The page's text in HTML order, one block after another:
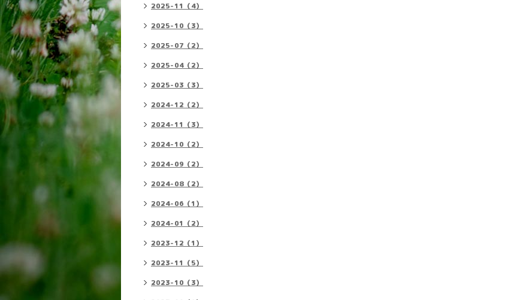
2025-11（4）
2025-10（3）
2025-07（2）
2025-04（2）
2025-03（3）
2024-12（2）
2024-11（3）
2024-10（2）
2024-09（2）
2024-08（2）
2024-06（1）
2024-01（2）
2023-12（1）
2023-11（5）
2023-10（3）